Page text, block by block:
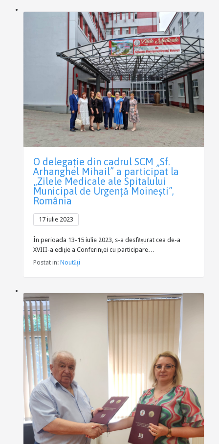
O delegație din cadrul SCM „Sf.
Arhanghel Mihail” a participat la
„Zilele Medicale ale Spitalului
Municipal de Urgență Moinești”,
România
17 iulie 2023
În perioada 13-15 iulie 2023, s-a desfășurat cea de-a
XVIII-a ediţie a Conferinţei cu participare…
Postat in: Noutăți